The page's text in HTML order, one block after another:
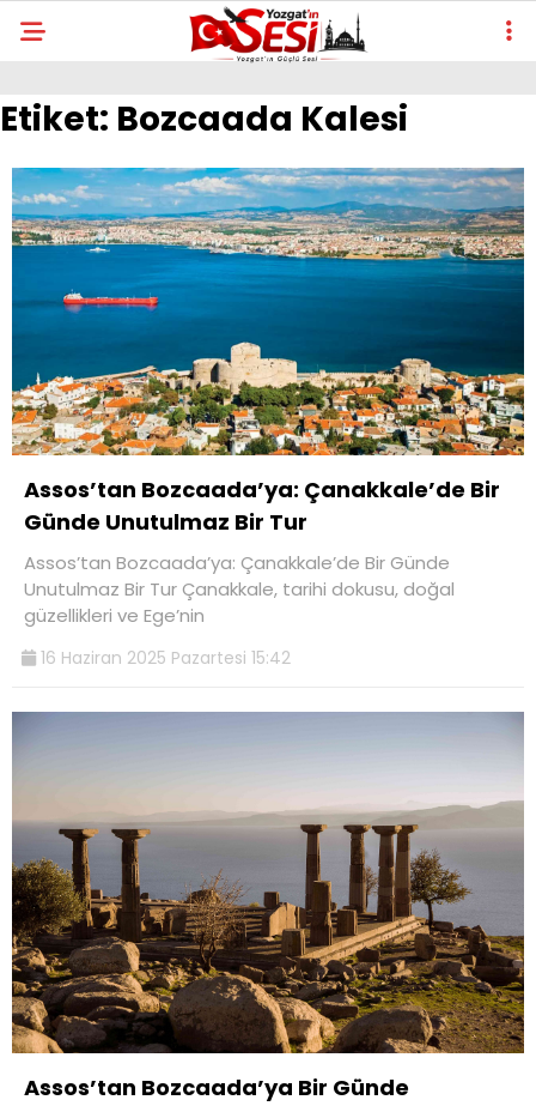
Etiket: Bozcaada Kalesi
Assos’tan Bozcaada’ya: Çanakkale’de Bir
Günde Unutulmaz Bir Tur
Assos’tan Bozcaada’ya: Çanakkale’de Bir Günde
Unutulmaz Bir Tur Çanakkale, tarihi dokusu, doğal
güzellikleri ve Ege’nin
16 Haziran 2025 Pazartesi 15:42
Assos’tan Bozcaada’ya Bir Günde